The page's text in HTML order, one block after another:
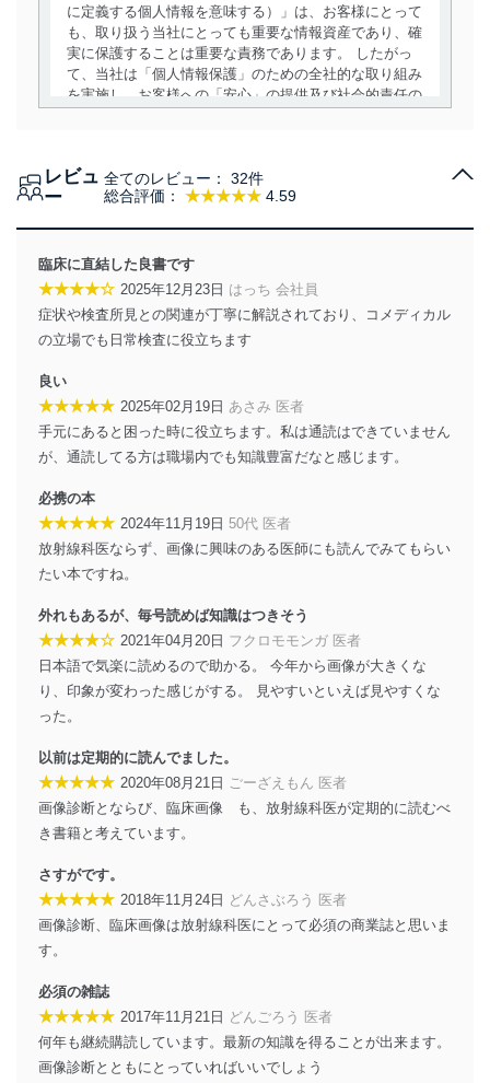
に定義する個人情報を意味する）」は、お客様にとって
も、取り扱う当社にとっても重要な情報資産であり、確
実に保護することは重要な責務であります。 したがっ
て、当社は「個人情報保護」のための全社的な取り組み
を実施し、お客様への「安心」の提供及び社会的責任の
当社は、個人情報の取得・利用・提供に際して、その利
得・利用・提供を行います。また、当社が保有している
個人情報は、同意を得ずに目的外利用、第三者への提
供・開示は行いません。当社においてはこれらの取り組
みを確実にするため、従業者等の教育を徹底してまいり
ます。また、目的外利用を行わないために、適切な管理
法令遵守
当社は、個人情報に関連する法令、国が定める指針及び
その他の規範を遵守します。また、当社の管理の仕組み
す。
個人情報の安全管理措置
当社は、個人情報の正確性及び安全性を確保するため
施し、個人情報の漏えい、滅失またはき損の防止及び是
正に努めます。
アクセス制御
個人データを取り扱うことのできる機器及び当該
アクセス者の識別と認証
機器に標準装備されているユーザー制御機能（ユ
ーザーアカウント制御）により、個人情報データ
ベース等を取り扱う情報システムを使用する従業
外部からの不正アクセス等の防止
個人データを取り扱う機器等のオペレーティング
ソフトウェア等を導入し、自動更新 機能等の活用
により、これを最新状態としています。
情報システムの使用に伴う漏洩等の防止
メール等により個人データの含まれるファイルを
レビュ
ー
総合評価： ★★★★★ 4.59
全てのレビュー： 32件
臨床に直結した良書です
★★★★☆ 2025年12月23日 はっち 会社員
症状や検査所見との関連が丁寧に解説されており、コメディカル
の立場でも日常検査に役立ちます
良い
★★★★★ 2025年02月19日 あさみ 医者
手元にあると困った時に役立ちます。私は通読はできていません
が、通読してる方は職場内でも知識豊富だなと感じます。
必携の本
★★★★★ 2024年11月19日 50代 医者
放射線科医ならず、画像に興味のある医師にも読んでみてもらい
たい本ですね。
外れもあるが、毎号読めば知識はつきそう
★★★★☆ 2021年04月20日 フクロモモンガ 医者
日本語で気楽に読めるので助かる。 今年から画像が大きくな
り、印象が変わった感じがする。 見やすいといえば見やすくな
った。
以前は定期的に読んでました。
★★★★★ 2020年08月21日 ごーざえもん 医者
画像診断とならび、臨床画像 も、放射線科医が定期的に読むべ
き書籍と考えています。
さすがです。
★★★★★ 2018年11月24日 どんさぶろう 医者
画像診断、臨床画像は放射線科医にとって必須の商業誌と思いま
す。
必須の雑誌
★★★★★ 2017年11月21日 どんごろう 医者
何年も継続購読しています。最新の知識を得ることが出来ます。
画像診断とともにとっていればいいでしょう